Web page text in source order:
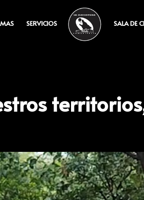
SERVICIOS SALA DE